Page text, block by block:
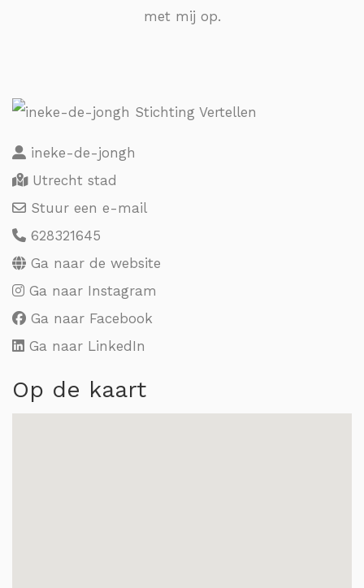
met mij op.
ineke-de-jongh
Utrecht stad
Stuur een e-mail
628321645
Ga naar de website
Ga naar Instagram
Ga naar Facebook
Ga naar LinkedIn
Op de kaart